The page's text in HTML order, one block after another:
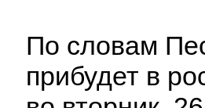
По словам
прибудет в